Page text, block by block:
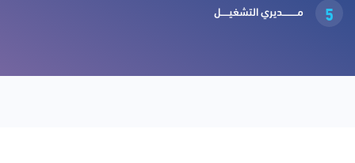
5 مـــــــــديري التشغيـــــل